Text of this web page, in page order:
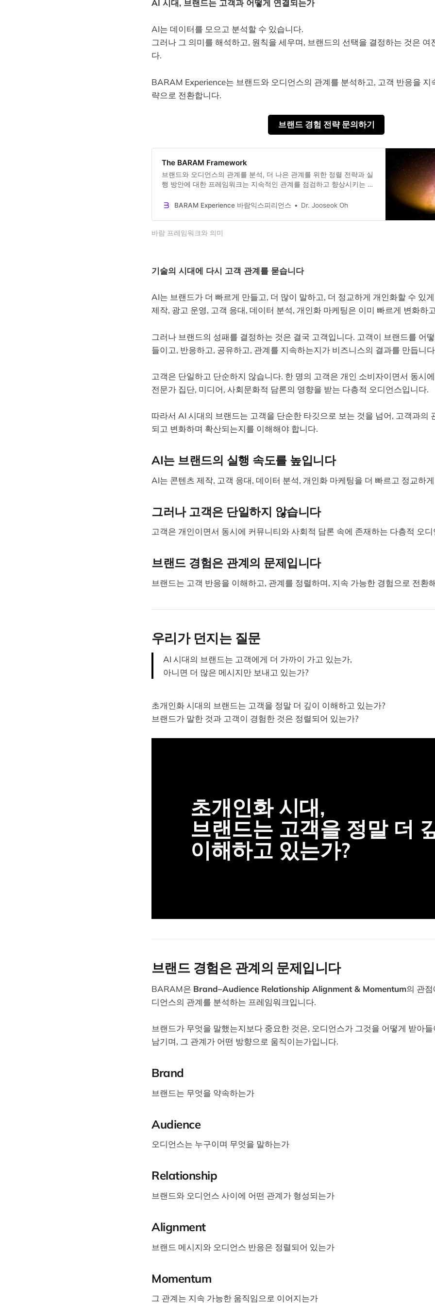
AI 시대, 브랜드는 고객과 어떻게 연결되는가
AI는 데이터를 모으고 분석할 수 있습니다.
그러나 그 의미를 해석하고, 원칙을 세우며, 브랜드의 선택을 결정하는 것은 여
다.
BARAM Experience는 브랜드와 오디언스의 관계를 분석하고, 고객 반응을 지
략으로 전환합니다.
브랜드 경험 전략 문의하기
The BARAM Framework
브랜드와 오디언스의 관계를 분석, 더 나은 관계를 위한 정렬 전략과 실
행 방안에 대한 프레임워크는 지속적인 관계를 점검하고 향상시키는 피
BARAM Experience 바람익스피리언스
Dr. Jooseok Oh
바람 프레임워크와 의미
기술의 시대에 다시 고객 관계를 묻습니다
AI는 브랜드가 더 빠르게 만들고, 더 많이 말하고, 더 정교하게 개인화할 수 있
제작, 광고 운영, 고객 응대, 데이터 분석, 개인화 마케팅은 이미 빠르게 변화하
그러나 브랜드의 성패를 결정하는 것은 결국 고객입니다. 고객이 브랜드를 어
들이고, 반응하고, 공유하고, 관계를 지속하는지가 비즈니스의 결과를 만듭니
고객은 단일하고 단순하지 않습니다. 한 명의 고객은 개인 소비자이면서 동시
전문가 집단, 미디어, 사회문화적 담론의 영향을 받는 다층적 오디언스입니다.
따라서 AI 시대의 브랜드는 고객을 단순한 타깃으로 보는 것을 넘어, 고객과의
되고 변화하며 확산되는지를 이해해야 합니다.
AI는 브랜드의 실행 속도를 높입니다
AI는 콘텐츠 제작, 고객 응대, 데이터 분석, 개인화 마케팅을 더 빠르고 정교하
그러나 고객은 단일하지 않습니다
고객은 개인이면서 동시에 커뮤니티와 사회적 담론 속에 존재하는 다층적 오
브랜드 경험은 관계의 문제입니다
브랜드는 고객 반응을 이해하고, 관계를 정렬하며, 지속 가능한 경험으로 전환
우리가 던지는 질문
AI 시대의 브랜드는 고객에게 더 가까이 가고 있는가,
아니면 더 많은 메시지만 보내고 있는가?
초개인화 시대의 브랜드는 고객을 정말 더 깊이 이해하고 있는가?
브랜드가 말한 것과 고객이 경험한 것은 정렬되어 있는가?
초개인화 시대,
이해하고 있는가?
브랜드 경험은 관계의 문제입니다
BARAM은 Brand–Audience Relationship Alignment & Momentum의 관
디언스의 관계를 분석하는 프레임워크입니다.
브랜드가 무엇을 말했는지보다 중요한 것은, 오디언스가 그것을 어떻게 받아
남기며, 그 관계가 어떤 방향으로 움직이는가입니다.
Brand
브랜드는 무엇을 약속하는가
Audience
오디언스는 누구이며 무엇을 말하는가
Relationship
브랜드와 오디언스 사이에 어떤 관계가 형성되는가
Alignment
브랜드 메시지와 오디언스 반응은 정렬되어 있는가
Momentum
그 관계는 지속 가능한 움직임으로 이어지는가